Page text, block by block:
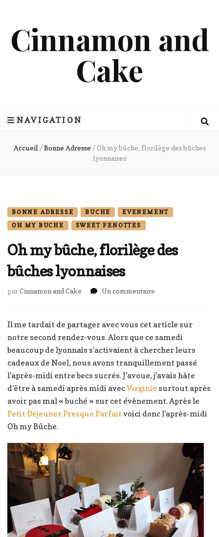
Cinnamon and
Cake
NAVIGATION
Accueil / Bonne Adresse / Oh my bûche, florilège des bûches
lyonnaises
BONNE ADRESSE BUCHE
EVENEMENT
OH MY BUCHE
SWEET FENOTTES
Oh my bûche, florilège des
bûches lyonnaises
parCinnamon and Cake Un commentaire
bûche,
des
bûches
lyonnaises
Il me tardait de partager avec vous cet article sur
notre second rendez-vous. Alors que ce samedi
beaucoup de lyonnais s’activaient à chercher leurs
cadeaux de Noel, nous avons tranquillement passé
l’après-midi entre becs sucrés. J’avoue, j’avais hâte
d’être à samedi après midi avecVirginie surtout après
avoir pas mal « buché » sur cet évènement. Après le
Petit Déjeuner Presque Parfait voici donc l’après-midi
Oh my Bûche.